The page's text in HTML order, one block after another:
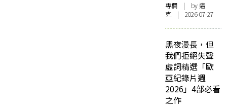
專欄 | by邁
克 | 2026-07-27
黑夜漫長，但
我們拒絕失聲
虛詞精選「歐
亞紀錄片週
2026」4部必看
之作